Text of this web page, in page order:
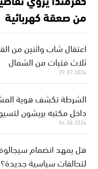
من صعقة كهربائية
اعتقال شاب واثنين من
ثلاث فتيات من الشمال
29.07.2026
الشرطة تكشف هوية
داخل مكتبه بريشون
04.08.2026
هل يمهد انضمام
لتحالفات سياسية جديدة؟